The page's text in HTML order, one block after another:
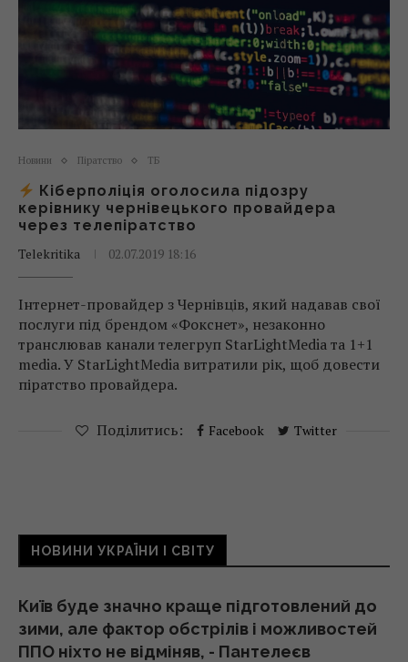
Новини Піратство ТБ
Кіберполіція оголосила підозру
керівнику чернівецького провайдера
через телепіратство
Telekritika
02.07.2019 18:16
Інтернет-провайдер з Чернівців, який надавав свої
послуги під брендом «Фокснет», незаконно
транслював канали телегруп StarLightMedia та 1+1
media. У StarLightMedia витратили рік, щоб довести
піратство провайдера.
Поділитись: Facebook Twitter
НОВИНИ УКРАЇНИ І СВІТУ
Київ буде значно краще підготовлений до
зими, але фактор обстрілів і можливостей
ППО ніхто не відміняв, - Пантелеєв